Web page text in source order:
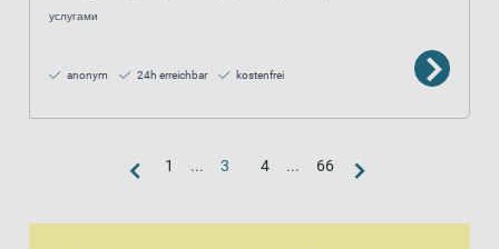
услугами
anonym 24h erreichbar kostenfrei
1 ... 3 4 ... 66
Kartenansicht